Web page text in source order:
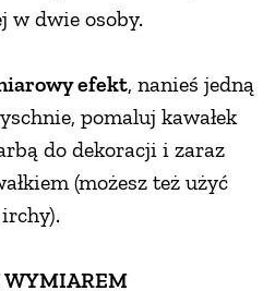
w dwie osoby.
efekt, nanieś jedną
pomaluj kawałek
do dekoracji i zaraz
(możesz też użyć
WYMIAREM